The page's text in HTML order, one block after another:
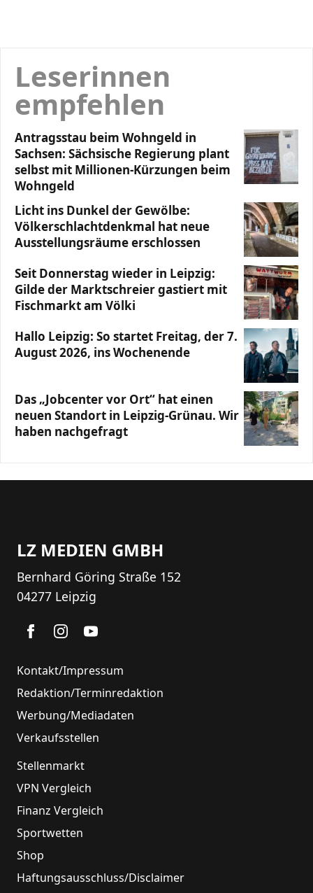
Leserinnen
empfehlen
Antragsstau beim Wohngeld in
Sachsen: Sächsische Regierung plant
selbst mit Millionen-Kürzungen beim
Wohngeld
Licht ins Dunkel der Gewölbe:
Völkerschlachtdenkmal hat neue
Ausstellungsräume erschlossen
Seit Donnerstag wieder in Leipzig:
Gilde der Marktschreier gastiert mit
Fischmarkt am Völki
Hallo Leipzig: So startet Freitag, der 7.
August 2026, ins Wochenende
Das „Jobcenter vor Ort“ hat einen
neuen Standort in Leipzig-Grünau. Wir
haben nachgefragt
LZ MEDIEN GMBH
Bernhard Göring Straße 152
04277 Leipzig
Kontakt/Impressum
Redaktion/Terminredaktion
Werbung/Mediadaten
Verkaufsstellen
Stellenmarkt
VPN Vergleich
Finanz Vergleich
Sportwetten
Shop
Haftungsausschluss/Disclaimer